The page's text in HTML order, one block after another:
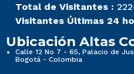
Total de Visitantes :
Visitantes Últimas 24
Ubicación Altas
Calle 12 No 7 - 65, Palacio de
Bogotá - Colombia